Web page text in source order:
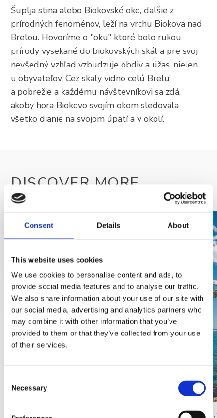
Consent Details About
This website uses cookies
We use cookies to personalise content and ads, to
provide social media features and to analyse our traffic.
We also share information about your use of our site with
our social media, advertising and analytics partners who
may combine it with other information that you’ve
provided to them or that they’ve collected from your use
of their services.
Selection
Necessary
+385 21 618 337
info@brela.hr
Call us
Contact us
FOLLOW US
Šuplja stina alebo Biokovské oko, ďalšie z
prírodných fenoménov, leží na vrchu Biokova nad
Brelou. Hovoríme o "oku" ktoré bolo rukou
prírody vysekané do biokovských skál a pre svoj
nevšedný vzhľad vzbudzuje obdiv a úžas, nielen
u obyvateľov. Cez skaly vidno celú Brelu
a pobrežie a každému návštevníkovi sa zdá,
akoby hora Biokovo svojím okom sledovala
všetko dianie na svojom úpätí a v okolí.
DISCOVER MORE
Gornja Brela
READ MORE